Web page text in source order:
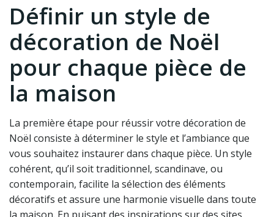
Définir un style de
décoration de Noël
pour chaque pièce de
la maison
La première étape pour réussir votre décoration de
Noël consiste à déterminer le style et l’ambiance que
vous souhaitez instaurer dans chaque pièce. Un style
cohérent, qu’il soit traditionnel, scandinave, ou
contemporain, facilite la sélection des éléments
décoratifs et assure une harmonie visuelle dans toute